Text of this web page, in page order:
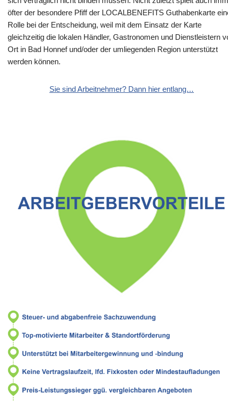
öfter der besondere Pfiff der LOCALBENEFITS Guthabenkarte
Rolle bei der Entscheidung, weil mit dem Einsatz der Karte
gleichzeitig die lokalen Händler, Gastronomen und Dienstleistern
Ort in Bad Honnef und/oder der umliegenden Region unterstützt
werden können.
Sie sind Arbeitnehmer? Dann hier entlang…